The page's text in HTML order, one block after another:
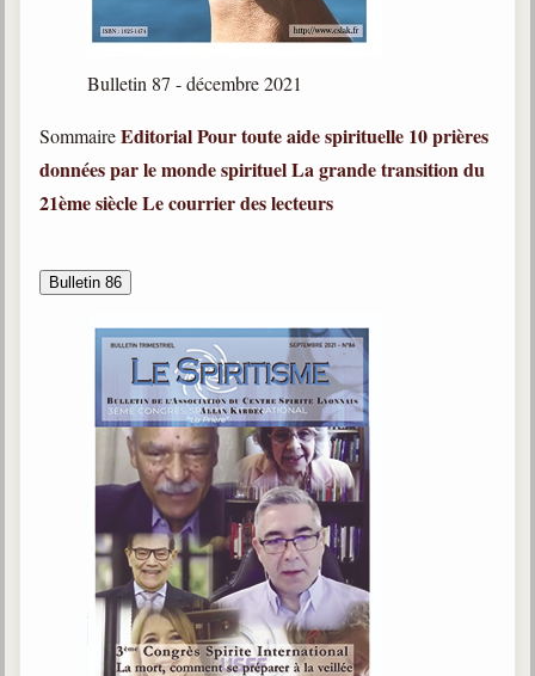
Bulletin 87 - décembre 2021
SommaireEditorialPour toute aide spirituelle 10 prières
données par le monde spirituelLa grande transition du
21ème siècleLe courrier des lecteurs
Bulletin 86